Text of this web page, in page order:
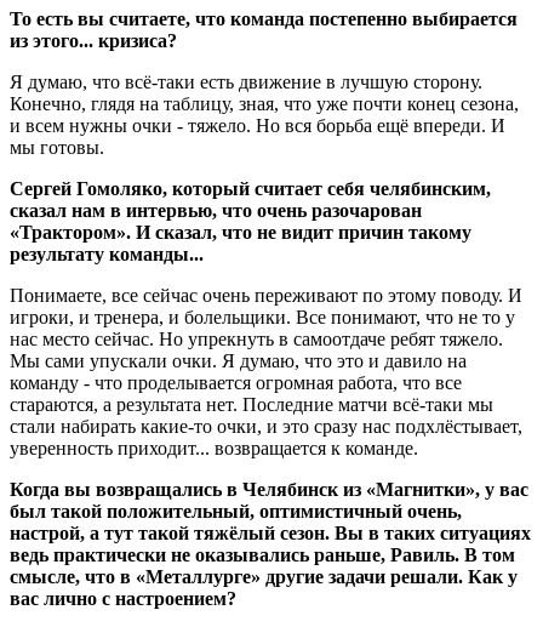
То есть вы считаете, что команда постепенно выбирается
из этого... кризиса?
Я думаю, что всё-таки есть движение в лучшую сторону.
Конечно, глядя на таблицу, зная, что уже почти конец сезона,
и всем нужны очки - тяжело. Но вся борьба ещё впереди. И
мы готовы.
Сергей Гомоляко, который считает себя челябинским,
сказал нам в интервью, что очень разочарован
«Трактором». И сказал, что не видит причин такому
результату команды...
Понимаете, все сейчас очень переживают по этому поводу. И
игроки, и тренера, и болельщики. Все понимают, что не то у
нас место сейчас. Но упрекнуть в самоотдаче ребят тяжело.
Мы сами упускали очки. Я думаю, что это и давило на
команду - что проделывается огромная работа, что все
стараются, а результата нет. Последние матчи всё-таки мы
стали набирать какие-то очки, и это сразу нас подхлёстывает,
уверенность приходит... возвращается к команде.
Когда вы возвращались в Челябинск из «Магнитки», у вас
был такой положительный, оптимистичный очень,
настрой, а тут такой тяжёлый сезон. Вы в таких ситуациях
ведь практически не оказывались раньше, Равиль. В том
смысле, что в «Металлурге» другие задачи решали. Как у
вас лично с настроением?